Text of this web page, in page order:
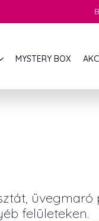
MYSTERY BOX
üvegmaró
felületeken.